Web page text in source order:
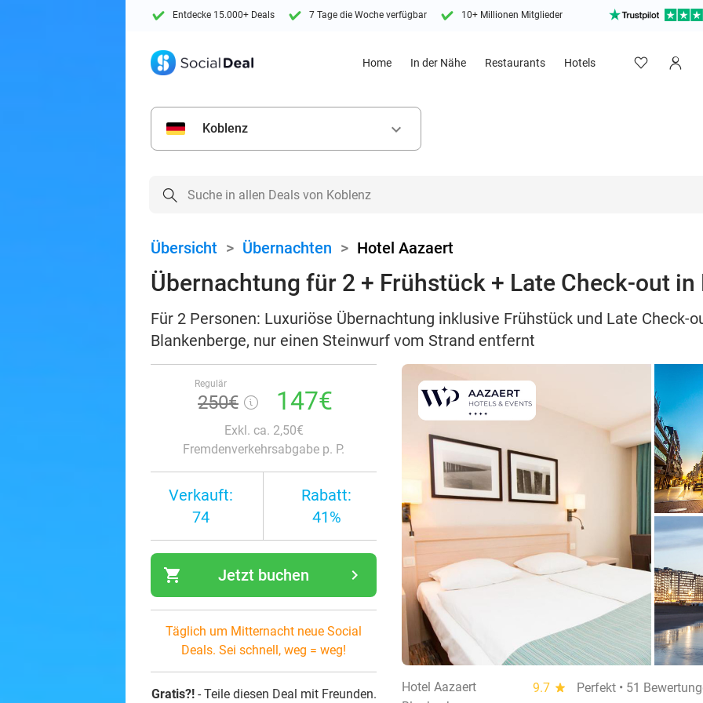
Entdecke 15.000+ Deals 7 Tage die Woche verfügbar 10+ Millionen Mitglieder
Home In der Nähe Restaurants Hotels
Koblenz keyboard_arrow_down
Übersicht > Übernachten > Hotel Aazaert
Übernachtung für 2 + Frühstück + Late Check-out
Für 2 Personen: Luxuriöse Übernachtung inklusive Frühstück und Late Check-
Blankenberge, nur einen Steinwurf vom Strand entfernt
Regulär
250€ 147€
Exkl. ca. 2,50€
Fremdenverkehrsabgabe p. P.
Verkauft:
74
Rabatt:
41%
shopping_cart navigate_next
Jetzt buchen
Täglich um Mitternacht neue Social
Deals. Sei schnell, weg = weg!
Gratis?!- Teile diesen Deal mit Freunden.
Hotel Aazaert 9.7 star
Perfekt • 51